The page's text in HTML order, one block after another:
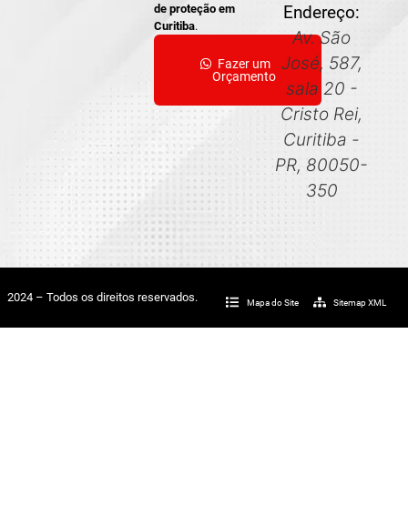
de proteção em
Curitiba.
Fazer um
Orçamento
Endereço:
Av. São
José, 587,
sala 20 -
Cristo Rei,
Curitiba -
PR, 80050-
350
2024 – Todos os direitos reservados. Mapa do Site Sitemap XML